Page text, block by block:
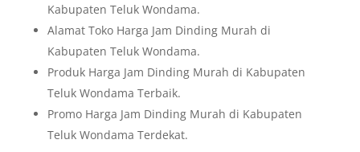
Kabupaten Teluk Wondama.
Alamat Toko Harga Jam Dinding Murah di
Kabupaten Teluk Wondama.
Produk Harga Jam Dinding Murah di Kabupaten
Teluk Wondama Terbaik.
Promo Harga Jam Dinding Murah di Kabupaten
Teluk Wondama Terdekat.